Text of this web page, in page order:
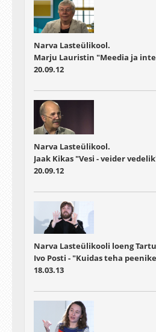
Narva Lasteülikool.
Marju Lauristin "Meedia ja
20.09.12
Narva Lasteülikool.
Jaak Kikas "Vesi - veider
20.09.12
Narva Lasteülikooli loeng
Ivo Posti - "Kuidas teha
18.03.13